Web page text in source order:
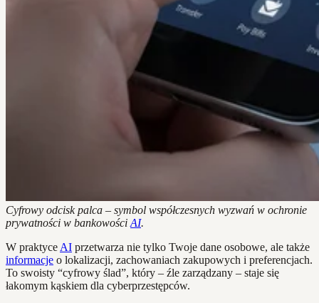
Cyfrowy odcisk palca – symbol współczesnych wyzwań w ochronie
prywatności w bankowości AI.
W praktyce AI przetwarza nie tylko Twoje dane osobowe, ale także
informacje o lokalizacji, zachowaniach zakupowych i preferencjach.
To swoisty “cyfrowy ślad”, który – źle zarządzany – staje się
łakomym kąskiem dla cyberprzestępców.